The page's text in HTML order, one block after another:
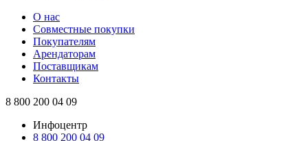
О нас
Совместные покупки
Покупателям
Арендаторам
Поставщикам
Контакты
8 800 200 04 09
Инфоцентр
8 800 200 04 09